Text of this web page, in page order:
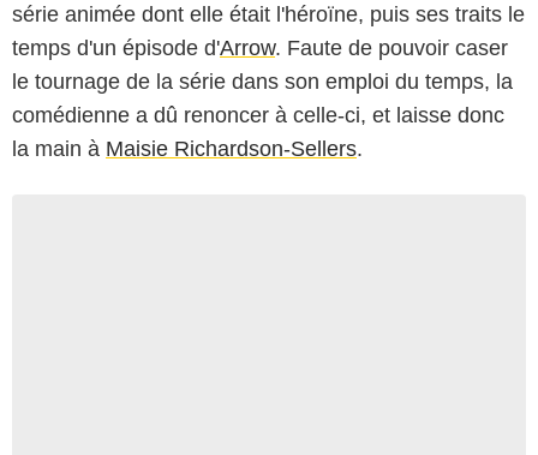
série animée dont elle était l'héroïne, puis ses traits le
temps d'un épisode d'Arrow. Faute de pouvoir caser
le tournage de la série dans son emploi du temps, la
comédienne a dû renoncer à celle-ci, et laisse donc
la main à Maisie Richardson-Sellers.